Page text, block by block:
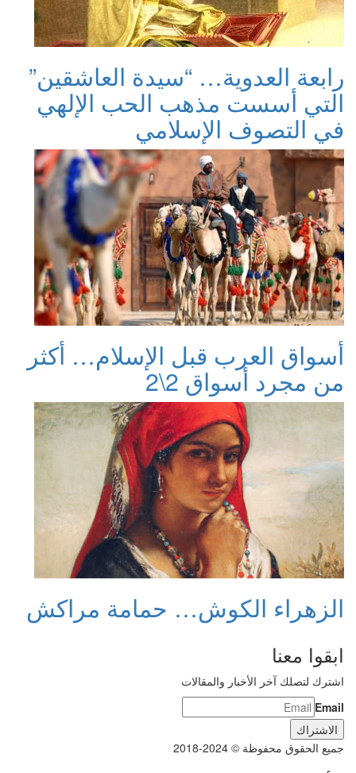
رابعة العدوية… “سيدة العاشقين”
التي أسست مذهب الحب الإلهي
في التصوف الإسلامي
أسواق العرب قبل الإسلام… أكثر
من مجرد أسواق 2\2
الزهراء الكوش… حمامة مراكش
ابقوا معنا
اشترك لتصلك آخر الأخبار والمقالات
Email
جميع الحقوق محفوظة © 2024-2018